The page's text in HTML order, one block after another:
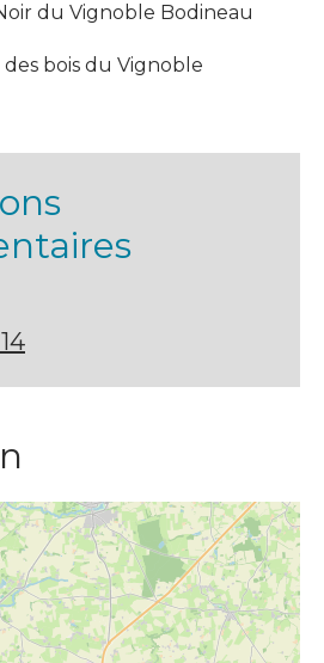
du Vignoble Bodineau
bois du Vignoble